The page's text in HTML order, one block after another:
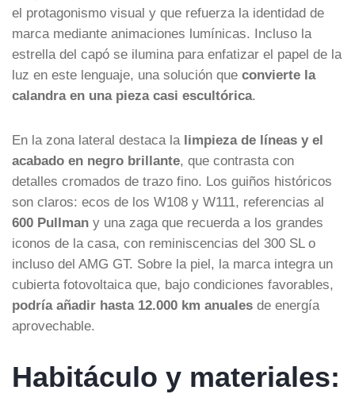
el protagonismo visual y que refuerza la identidad de
marca mediante animaciones lumínicas. Incluso la
estrella del capó se ilumina para enfatizar el papel de la
luz en este lenguaje, una solución que convierte la
calandra en una pieza casi escultórica.
En la zona lateral destaca la limpieza de líneas y el
acabado en negro brillante, que contrasta con
detalles cromados de trazo fino. Los guiños históricos
son claros: ecos de los W108 y W111, referencias al
600 Pullman y una zaga que recuerda a los grandes
iconos de la casa, con reminiscencias del 300 SL o
incluso del AMG GT. Sobre la piel, la marca integra un
cubierta fotovoltaica que, bajo condiciones favorables,
podría añadir hasta 12.000 km anuales de energía
aprovechable.
Habitáculo y materiales: